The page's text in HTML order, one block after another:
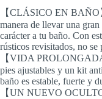
original
era:
71,99 €.
actual
es:
56,99 €.
【CLÁSICO EN BAÑO
manera de llevar una
carácter a tu baño. Con
rústicos revisitados, no se
【VIDA
pies ajustables y un kit
baño es estable, fuerte y
【UN NUEVO